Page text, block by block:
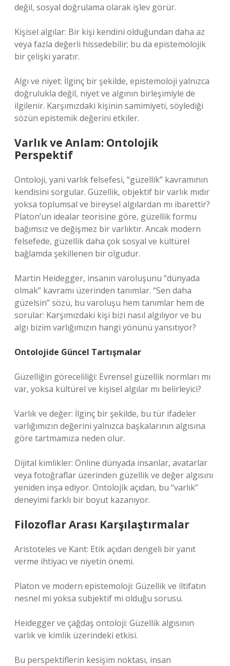
değil, sosyal doğrulama olarak işlev görür.
Kişisel algılar: Bir kişi kendini olduğundan daha az
veya fazla değerli hissedebilir; bu da epistemolojik
bir çelişki yaratır.
Algı ve niyet: İlginç bir şekilde, epistemoloji yalnızca
doğrulukla değil, niyet ve algının birleşimiyle de
ilgilenir. Karşımızdaki kişinin samimiyeti, söylediği
sözün epistemik değerini etkiler.
Varlık ve Anlam: Ontolojik
Perspektif
Ontoloji, yani varlık felsefesi, “güzellik” kavramının
kendisini sorgular. Güzellik, objektif bir varlık mıdır
yoksa toplumsal ve bireysel algılardan mı ibarettir?
Platon’un idealar teorisine göre, güzellik formu
bağımsız ve değişmez bir varlıktır. Ancak modern
felsefede, güzellik daha çok sosyal ve kültürel
bağlamda şekillenen bir olgudur.
Martin Heidegger, insanın varoluşunu “dünyada
olmak” kavramı üzerinden tanımlar. “Sen daha
güzelsin” sözü, bu varoluşu hem tanımlar hem de
sorular: Karşımızdaki kişi bizi nasıl algılıyor ve bu
algı bizim varlığımızın hangi yönünü yansıtıyor?
Ontolojide Güncel Tartışmalar
Güzelliğin göreceliliği: Evrensel güzellik normları mı
var, yoksa kültürel ve kişisel algılar mı belirleyici?
Varlık ve değer: İlginç bir şekilde, bu tür ifadeler
varlığımızın değerini yalnızca başkalarının algısına
göre tartmamıza neden olur.
Dijital kimlikler: Online dünyada insanlar, avatarlar
veya fotoğraflar üzerinden güzellik ve değer algısını
yeniden inşa ediyor. Ontolojik açıdan, bu “varlık”
deneyimi farklı bir boyut kazanıyor.
Filozoflar Arası Karşılaştırmalar
Aristoteles ve Kant: Etik açıdan dengeli bir yanıt
verme ihtiyacı ve niyetin önemi.
Platon ve modern epistemoloji: Güzellik ve iltifatın
nesnel mi yoksa subjektif mi olduğu sorusu.
Heidegger ve çağdaş ontoloji: Güzellik algısının
varlık ve kimlik üzerindeki etkisi.
Bu perspektiflerin kesişim noktası, insan